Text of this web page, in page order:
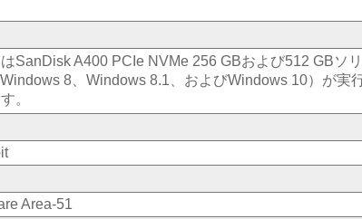
SanDisk A400 PCIe NVMe 256 GBおよび512 GB
8、Windows 8.1、およびWindows 10）が
。
Area-51